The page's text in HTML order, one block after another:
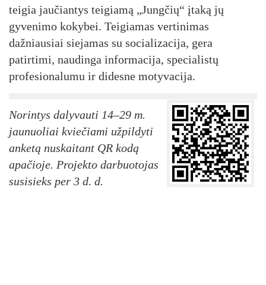
teigia jaučiantys teigiamą „Jungčių“ įtaką jų
gyvenimo kokybei. Teigiamas vertinimas
dažniausiai siejamas su socializacija, gera
patirtimi, naudinga informacija, specialistų
profesionalumu ir didesne motyvacija.
Norintys dalyvauti 14–29 m.
jaunuoliai kviečiami užpildyti
anketą nuskaitant QR kodą
apačioje. Projekto darbuotojas
susisieks per 3 d. d.